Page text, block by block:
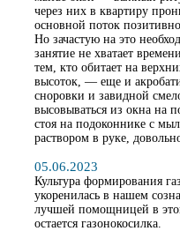
через них в квартиру
основной поток
Но зачастую на это
занятие не хватает
тем, кто обитает на
высоток, — еще и
сноровки и завидной
высовываться из окна на
стоя на подоконнике с
раствором в руке,
05.06.2023
Культура формирования
укоренилась в нашем
лучшей помощницей в
остается газонокосилка.